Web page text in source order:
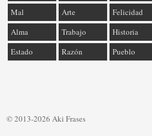
Mal
Arte Felicidad
Alma
Trabajo Historia
Estado
Razón Pueblo
© 2013-2026 Aki Frases